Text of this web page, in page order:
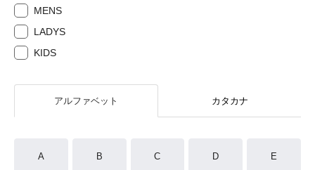
MENS
LADYS
KIDS
アルファベット カタカナ
A B C D E